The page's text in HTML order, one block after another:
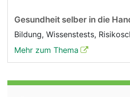
Gesundheit selber in die
Bildung, Wissenstests,
Mehr zum Thema